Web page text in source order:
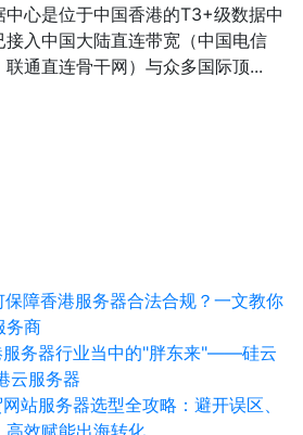
心是位于中国香港的T3+级数据中
入中国大陆直连带宽（中国电信
通直连骨干网）与众多国际顶...
保障香港服务器合法合规？一文教你
务商
服务器行业当中的"胖东来"——硅云
云服务器
站服务器选型全攻略：避开误区、
高效赋能出海转化